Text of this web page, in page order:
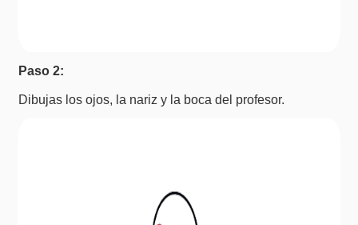
Paso 2:
Dibujas los ojos, la nariz y la boca del profesor.